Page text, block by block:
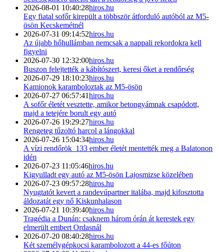
2026-08-01 10:40:28hiros.hu
Egy fiatal sofőr kirepült a többször átforduló autóból az M5-
ösön Kecskemétnél
2026-07-31 09:14:52hiros.hu
Az újabb hőhullámban nemcsak a nappali rekordokra kell
figyelni
2026-07-30 12:32:00hiros.hu
Buszon felejtették a kábítószert, keresi őket a rendőrség
2026-07-29 18:10:23hiros.hu
Kamionok karamboloztak az M5-ösön
2026-07-27 06:57:41hiros.hu
A sofőr életét vesztette, amikor betongyámnak csapódott,
majd a tetejére borult egy autó
2026-07-26 19:29:27hiros.hu
Rengeteg tűzoltó harcol a lángokkal
2026-07-26 15:04:34hiros.hu
A vízi rendőrök 133 ember életét mentették meg a Balatonon
idén
2026-07-23 11:05:46hiros.hu
Kigyulladt egy autó az M5-ösön Lajosmizse közelében
2026-07-23 09:57:28hiros.hu
Nyugtatót kevert a randevúpartner italába, majd kifosztotta
áldozatát egy nő Kiskunhalason
2026-07-21 10:39:40hiros.hu
Tragédia a Dunán: csaknem három órán át kerestek egy
elmerült embert Ordasnál
2026-07-20 08:40:28hiros.hu
Két személygépkocsi karambolozott a 44-es főúton